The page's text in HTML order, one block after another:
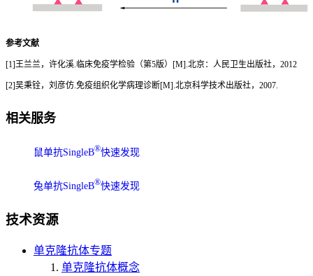
参考文献
[1]王兰兰，许化溪.临床免疫学检验（第5版）[M].北京：人民卫生出版社，2012
[2]吴秉铨，刘彦仿.免疫组织化学病理诊断[M].北京科学技术出版社，2007.
相关服务
鼠单抗SingleB®快速发现
兔单抗SingleB®快速发现
技术资源
单克隆抗体专题
单克隆抗体概念